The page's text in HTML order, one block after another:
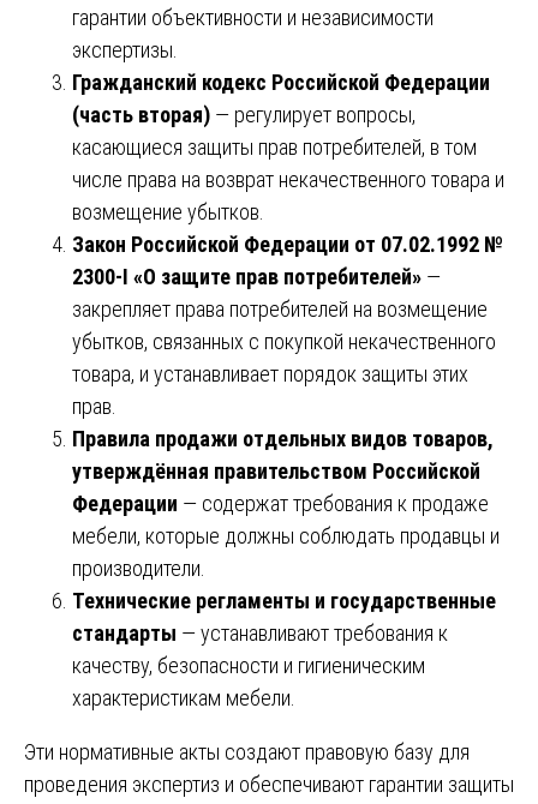
гарантии объективности и независимости
экспертизы.
Гражданский кодекс Российской Федерации
(часть вторая) — регулирует вопросы,
касающиеся защиты прав потребителей, в том
числе права на возврат некачественного товара и
возмещение убытков.
Закон Российской Федерации от 07.02.1992 №
2300-I «О защите прав потребителей» —
закрепляет права потребителей на возмещение
убытков, связанных с покупкой некачественного
товара, и устанавливает порядок защиты этих
прав.
Правила продажи отдельных видов товаров,
утверждённая правительством Российской
Федерации — содержат требования к продаже
мебели, которые должны соблюдать продавцы и
производители.
Технические регламенты и государственные
стандарты — устанавливают требования к
качеству, безопасности и гигиеническим
характеристикам мебели.
Эти нормативные акты создают правовую базу для
проведения экспертиз и обеспечивают гарантии защиты